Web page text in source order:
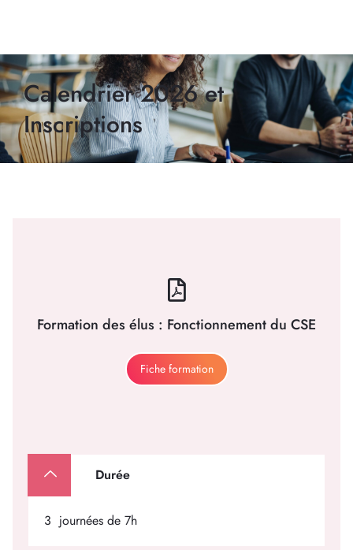
Calendrier 2026 et
Inscriptions
Formation des élus : Fonctionnement du CSE
Fiche formation
Durée
3 journées de 7h